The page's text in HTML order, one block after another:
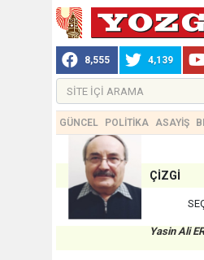
8,555 4,139
GÜNCEL POLİTİKA ASAYİŞ
ÇİZGİ
Yasin Ali ER